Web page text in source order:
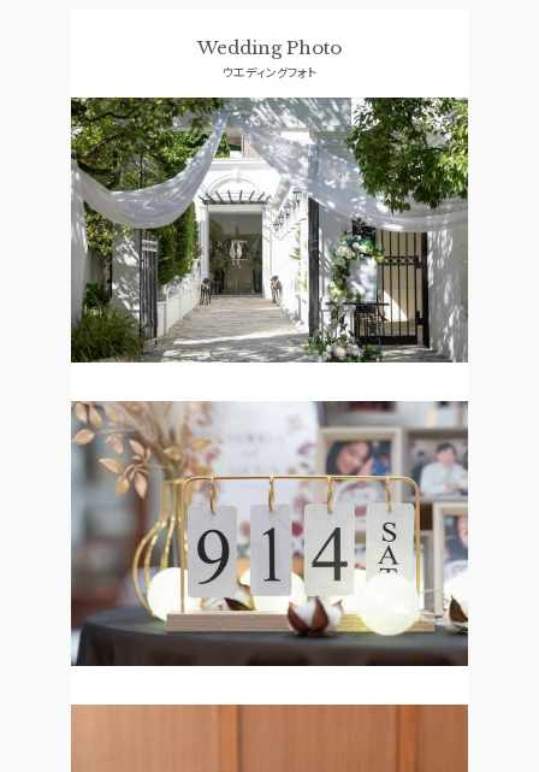
アクセス
GUEST
ご列席者の皆さまへ
QA
よくあるご質問
SUPPORT
お手伝い
資料請求 お問い合わせ フェア予約
Wedding Photo
ウエディングフォト